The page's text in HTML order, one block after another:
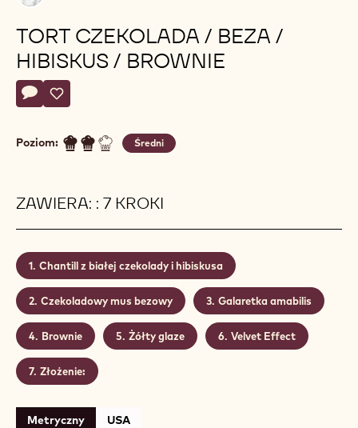
Majzon-
Wójtowicz
TORT CZEKOLADA / BEZA /
HIBISKUS / BROWNIE
Actions
Napisz komentarz
- Tort czekolada / beza / hibiskus / brownie
Zapisz
- Tort czekolada / beza / hibiskus / brownie
Poziom: Średni
ZAWIERA: : 7 KROKI
Chantill z białej czekolady i hibiskusa
Czekoladowy mus bezowy Galaretka amabilis
Brownie Żółty glaze Velvet Effect
Złożenie:
Metryczny USA